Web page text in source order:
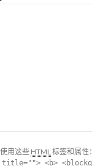
用这些 HTML标签和属性
title=""> <b>